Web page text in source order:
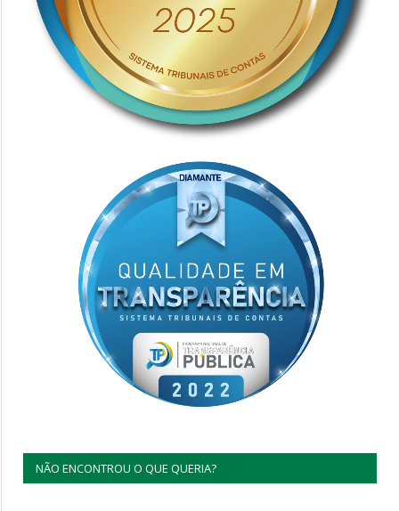
NÃO ENCONTROU O QUE QUERIA?